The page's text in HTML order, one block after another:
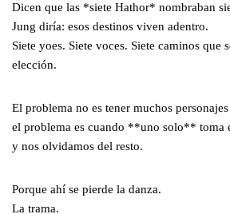
Dicen que las *siete Hathor* nombraban
Jung diría: esos destinos viven adentro.
Siete yoes. Siete voces. Siete caminos que
elección.
El problema no es tener muchos
el problema es cuando **uno solo** toma
y nos olvidamos del resto.
Porque ahí se pierde la danza.
La trama.